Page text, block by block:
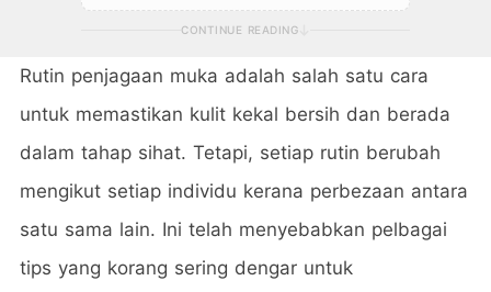
CONTINUE READING
Rutin penjagaan muka adalah salah satu cara
untuk memastikan kulit kekal bersih dan berada
dalam tahap sihat. Tetapi, setiap rutin berubah
mengikut setiap individu kerana perbezaan antara
satu sama lain. Ini telah menyebabkan pelbagai
tips yang korang sering dengar untuk